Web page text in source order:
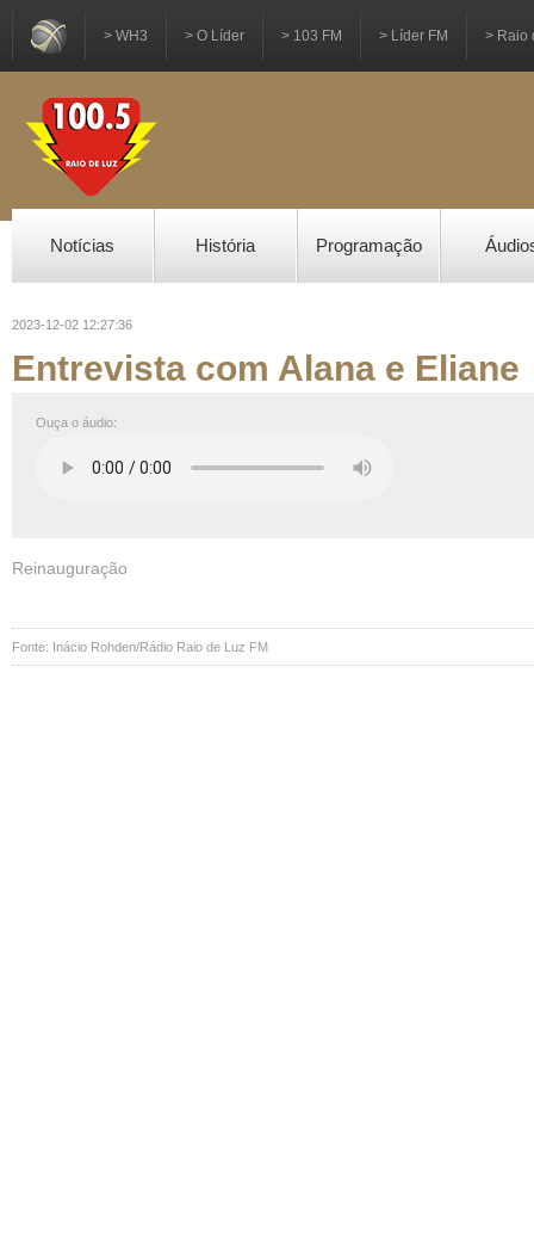
> WH3 > O Líder > 103 FM > Líder FM > Raio
Notícias História Programação
2023-12-02 12:27:36
Entrevista com Alana e Eliane
Ouça o áudio:
Reinauguração
Fonte: Inácio Rohden/Rádio Raio de Luz FM